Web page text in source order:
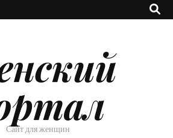
Сайт для женщин